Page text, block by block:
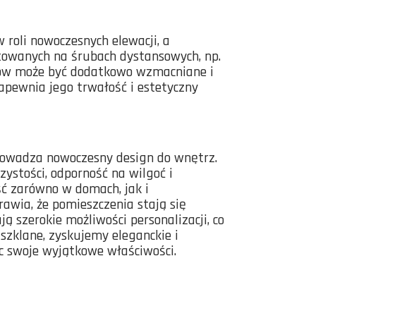
nowoczesnych elewacji, a
na śrubach dystansowych, np.
może być dodatkowo wzmacniane i
jego trwałość i estetyczny
nowoczesny design do wnętrz.
odporność na wilgoć i
zarówno w domach, jak i
że pomieszczenia stają się
szerokie możliwości personalizacji, co
zyskujemy eleganckie i
wyjątkowe właściwości.